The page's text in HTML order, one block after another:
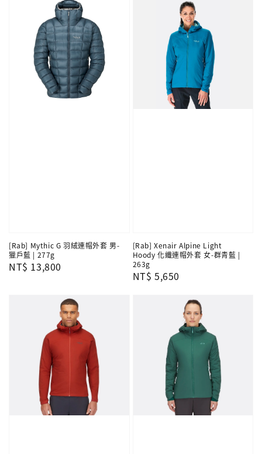
[Rab] Mythic G 羽絨連帽外套 男-
獵戶藍 | 277g
Regular
NT$ 13,800
[Rab] Xenair Alpine Light
Hoody 化纖連帽外套 女-群青藍 |
263g
Regular
NT$ 5,650